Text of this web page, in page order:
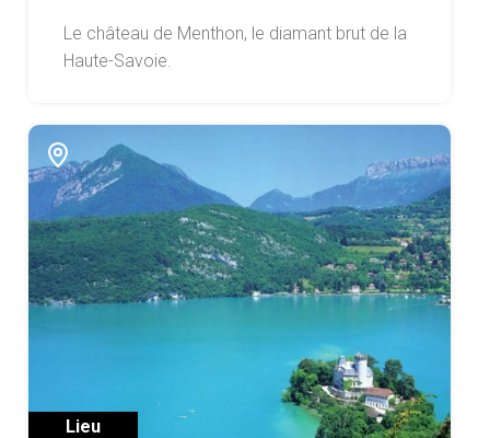
Le château de Menthon, le diamant brut de la
Haute-Savoie.
Lieu